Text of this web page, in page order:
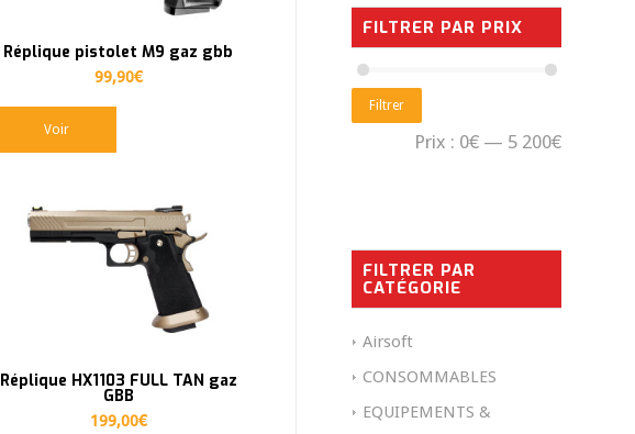
Réplique pistolet M9 gaz gbb
99,90€
Voir
Réplique HX1103 FULL TAN gaz
GBB
199,00€
FILTRER PAR PRIX
Filtrer
Prix : 0€ — 5 200€
FILTRER PAR
CATÉGORIE
Airsoft
CONSOMMABLES
EQUIPEMENTS &